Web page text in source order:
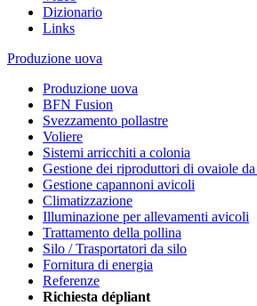
Dizionario
Links
Produzione uova
Produzione uova
BFN Fusion
Svezzamento pollastre
Voliere
Sistemi arricchiti a colonia
Gestione dei riproduttori di ovaiole
Gestione capannoni avicoli
Climatizzazione
Illuminazione per allevamenti avicoli
Trattamento della pollina
Silo / Trasportatori da silo
Fornitura di energia
Referenze
Richiesta dépliant